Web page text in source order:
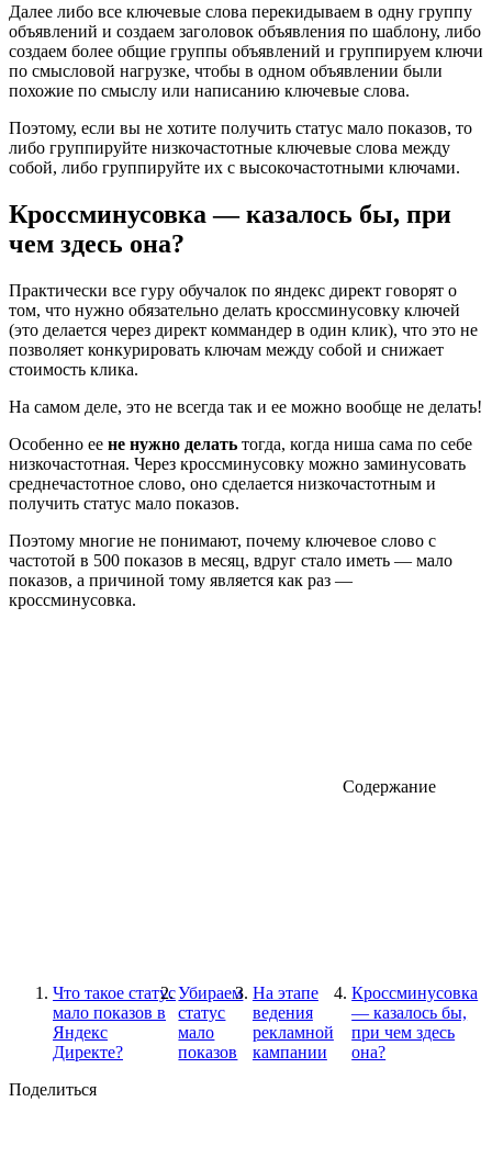
Далее либо все ключевые слова перекидываем в одну группу
объявлений и создаем заголовок объявления по шаблону, либо
создаем более общие группы объявлений и группируем ключи
по смысловой нагрузке, чтобы в одном объявлении были
похожие по смыслу или написанию ключевые слова.
Поэтому, если вы не хотите получить статус мало показов, то
либо группируйте низкочастотные ключевые слова между
собой, либо группируйте их с высокочастотными ключами.
Кроссминусовка — казалось бы, при
чем здесь она?
Практически все гуру обучалок по яндекс директ говорят о
том, что нужно обязательно делать кроссминусовку ключей
(это делается через директ коммандер в один клик), что это не
позволяет конкурировать ключам между собой и снижает
стоимость клика.
На самом деле, это не всегда так и ее можно вообще не делать!
Особенно ее не нужно делать тогда, когда ниша сама по себе
низкочастотная. Через кроссминусовку можно заминусовать
среднечастотное слово, оно сделается низкочастотным и
получить статус мало показов.
Поэтому многие не понимают, почему ключевое слово с
частотой в 500 показов в месяц, вдруг стало иметь — мало
показов, а причиной тому является как раз —
кроссминусовка.
Содержание
Что такое статус
мало показов в
Яндекс
Директе?
Убираем
статус
мало
показов
На этапе
ведения
рекламной
кампании
Кроссминусовка
— казалось бы,
при чем здесь
она?
Поделиться